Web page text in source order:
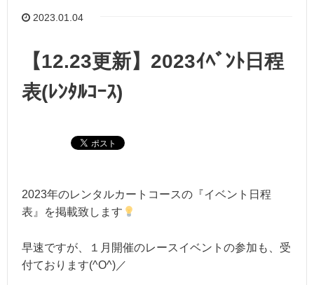
2023.01.04
【12.23更新】2023ｲﾍﾞﾝﾄ日程
表(ﾚﾝﾀﾙｺｰｽ)
2023年のレンタルカートコースの『イベント日程
表』を掲載致します
早速ですが、１月開催のレースイベントの参加も、受
付ております(^O^)／